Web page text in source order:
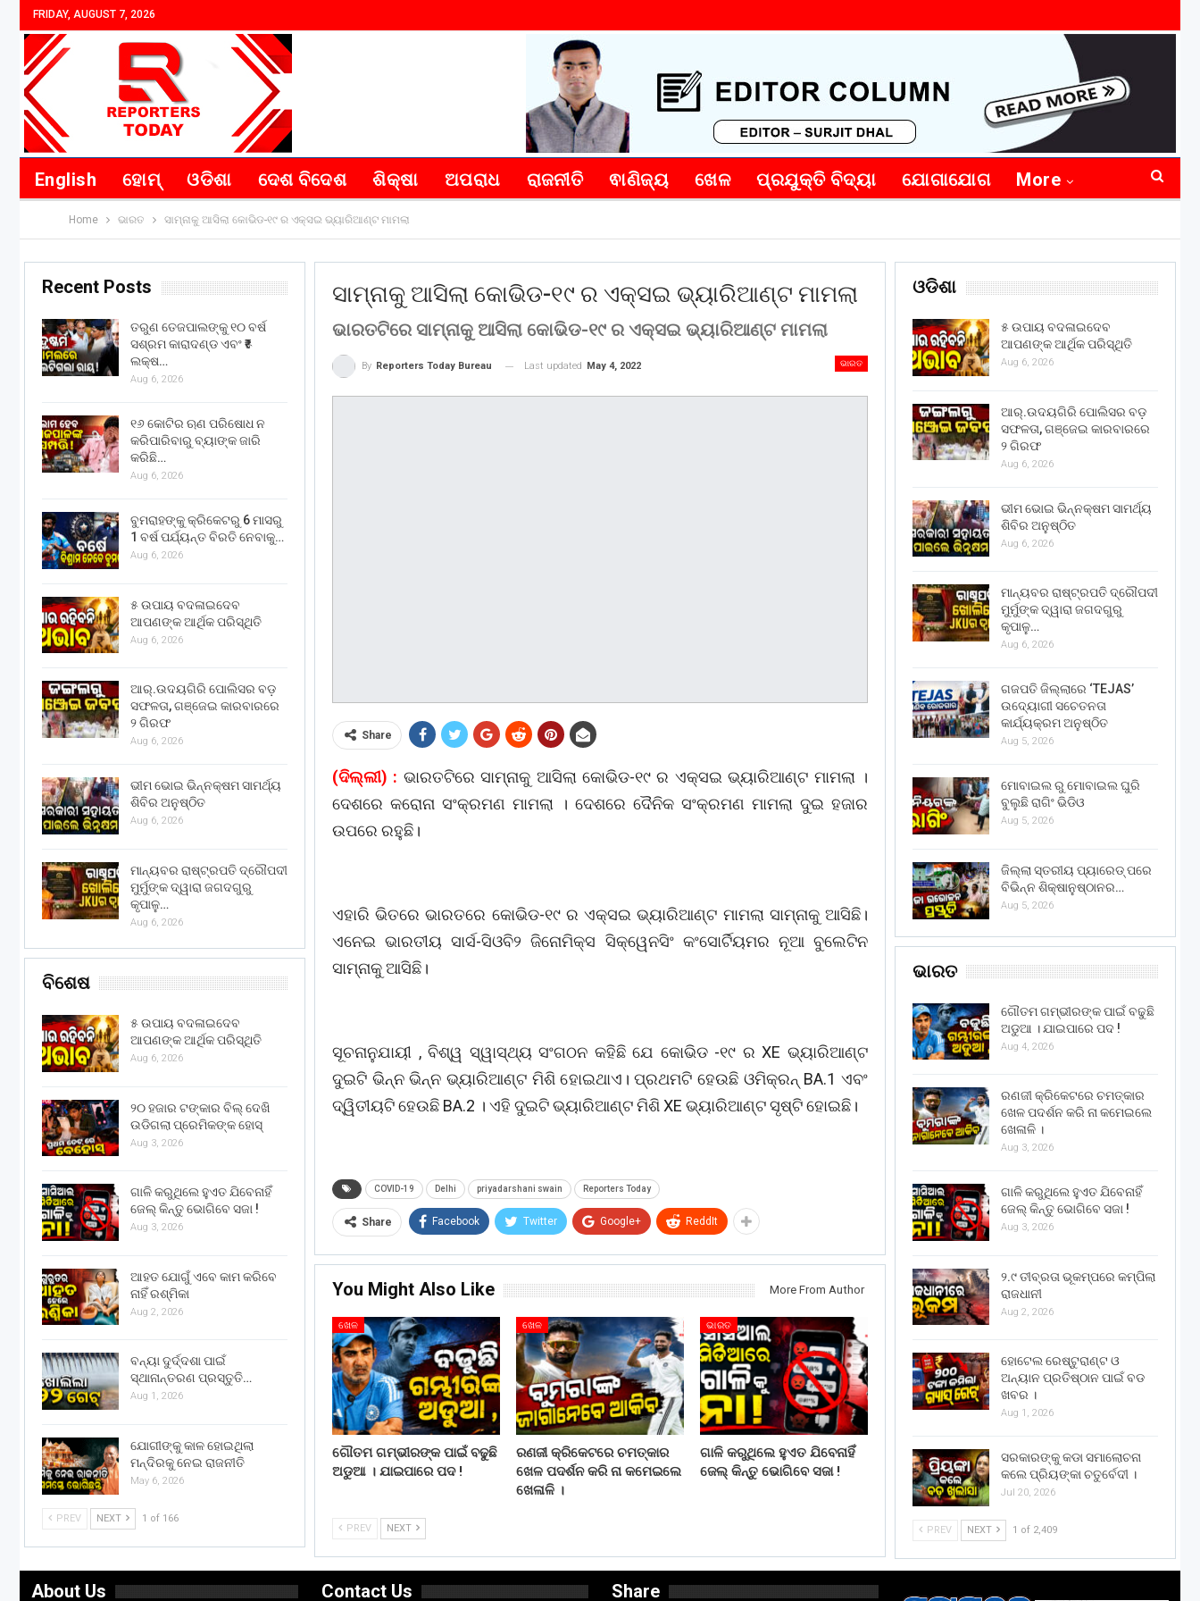
FRIDAY, AUGUST 7, 2026
English ହୋମ୍ ଓଡିଶା ଦେଶ ବିଦେଶ ଶିକ୍ଷା ଅପରାଧ ରାଜନୀତି ଵାଣିଜ୍ୟ ଖେଳ ପ୍ରଯୁକ୍ତି ବିଦ୍ୟା ଯୋଗାଯୋଗ More
Home ଭାରତ ସାମ୍ନାକୁ ଆସିଲା କୋଭିଡ-୧୯ ର ଏକ୍ସଇ ଭ୍ୟାରିଆଣ୍ଟ ମାମଲା
ସାମ୍ନାକୁ ଆସିଲା କୋଭିଡ-୧୯ ର ଏକ୍ସଇ ଭ୍ୟାରିଆଣ୍ଟ ମାମଲା
ଭାରତଟିରେ ସାମ୍ନାକୁ ଆସିଲା କୋଭିଡ-୧୯ ର ଏକ୍ସଇ ଭ୍ୟାରିଆଣ୍ଟ ମାମଲା
ଭାରତ
By Reporters Today Bureau Last updated May 4, 2022
Share
(ଦିଲ୍ଲୀ) : ଭାରତଟିରେ ସାମ୍ନାକୁ ଆସିଲା କୋଭିଡ-୧୯ ର ଏକ୍ସଇ ଭ୍ୟାରିଆଣ୍ଟ ମାମଲା ।
ଦେଶରେ କରୋନା ସଂକ୍ରମଣ ମାମଲା । ଦେଶରେ ଦୈନିକ ସଂକ୍ରମଣ ମାମଲା ଦୁଇ ହଜାର
ଉପରେ ରହୁଛି।
ଏହାରି ଭିତରେ ଭାରତରେ କୋଭିଡ-୧୯ ର ଏକ୍ସଇ ଭ୍ୟାରିଆଣ୍ଟ ମାମଲା ସାମ୍ନାକୁ ଆସିଛି।
ଏନେଇ ଭାରତୀୟ ସାର୍ସ-ସିଓବି୨ ଜିନୋମିକ୍ସ ସିକ୍ୱେନସିଂ କଂସୋର୍ଟିୟମର ନୂଆ ବୁଲେଟିନ
ସାମ୍ନାକୁ ଆସିଛି।
ସୂଚନାନୁଯାୟୀ , ବିଶ୍ୱ ସ୍ୱାସ୍ଥ୍ୟ ସଂଗଠନ କହିଛି ଯେ କୋଭିଡ -୧୯ ର XE ଭ୍ୟାରିଆଣ୍ଟ
ଦୁଇଟି ଭିନ୍ନ ଭିନ୍ନ ଭ୍ୟାରିଆଣ୍ଟ ମିଶି ହୋଇଥାଏ। ପ୍ରଥମଟି ହେଉଛି ଓମିକ୍ରନ୍ BA.1 ଏବଂ
ଦ୍ୱିତୀୟଟି ହେଉଛି BA.2 । ଏହି ଦୁଇଟି ଭ୍ୟାରିଆଣ୍ଟ ମିଶି XE ଭ୍ୟାରିଆଣ୍ଟ ସୃଷ୍ଟି ହୋଇଛି।
COVID-19 Delhi priyadarshani swain Reporters Today
Share Facebook Twitter Google+ ReddIt
You Might Also Like More From Author
ଖେଳ
ଗୌତମ ଗମ୍ଭୀରଙ୍କ ପାଇଁ ବଢୁଛି
ଅଡୁଆ । ଯାଇପାରେ ପଦ !
ଖେଳ
ରଣଜୀ କ୍ରିକେଟରେ ଚମତ୍କାର
ଖେଳ ପଦର୍ଶନ କରି ନା କମେଇଲେ
ଖେଳାଳି ।
ଭାରତ
ଗାଳି କରୁଥିଲେ ହୁଏତ ଯିବେନାହିଁ
ଜେଲ୍ କିନ୍ତୁ ଭୋଗିବେ ସଜା !
PREV NEXT
ଓଡିଶା
୫ ଉପାୟ ବଦଳାଇଦେବ
ଆପଣଙ୍କ ଆର୍ଥିକ ପରିସ୍ଥିତି
Aug 6, 2026
ଆର୍.ଉଦୟଗିରି ପୋଲିସର ବଡ଼
ସଫଳତା, ଗଞ୍ଜେଇ କାରବାରରେ
୨ ଗିରଫ
Aug 6, 2026
ଭୀମ ଭୋଇ ଭିନ୍ନକ୍ଷମ ସାମର୍ଥ୍ୟ
ଶିବିର ଅନୁଷ୍ଠିତ
Aug 6, 2026
ମାନ୍ୟବର ରାଷ୍ଟ୍ରପତି ଦ୍ରୌପଦୀ
ମୁର୍ମୁଙ୍କ ଦ୍ୱାରା ଜଗଦଗୁରୁ
କୃପାଳୁ…
Aug 6, 2026
ଗଜପତି ଜିଲ୍ଲାରେ ‘TEJAS’
ଉଦ୍ୟୋଗୀ ସଚେତନତା
କାର୍ଯ୍ୟକ୍ରମ ଅନୁଷ୍ଠିତ
Aug 5, 2026
ମୋବାଇଲ ରୁ ମୋବାଇଲ ଘୁରି
ବୁଲୁଛି ରାଗିଂ ଭିଡିଓ
Aug 5, 2026
ଜିଲ୍ଲା ସ୍ତରୀୟ ପ୍ୟାରେଡ୍ ପରେ
ବିଭିନ୍ନ ଶିକ୍ଷାନୁଷ୍ଠାନର…
Aug 5, 2026
ଭାରତ
ଗୌତମ ଗମ୍ଭୀରଙ୍କ ପାଇଁ ବଢୁଛି
ଅଡୁଆ । ଯାଇପାରେ ପଦ !
Aug 4, 2026
ରଣଜୀ କ୍ରିକେଟରେ ଚମତ୍କାର
ଖେଳ ପଦର୍ଶନ କରି ନା କମେଇଲେ
ଖେଳାଳି ।
Aug 3, 2026
ଗାଳି କରୁଥିଲେ ହୁଏତ ଯିବେନାହିଁ
ଜେଲ୍ କିନ୍ତୁ ଭୋଗିବେ ସଜା !
Aug 3, 2026
୨.୯ ତୀବ୍ରତା ଭୂକମ୍ପରେ କମ୍ପିଲା
ରାଜଧାନୀ
Aug 2, 2026
ହୋଟେଲ ରେଷ୍ଟୁରାଣ୍ଟ ଓ
ଅନ୍ୟାନ ପ୍ରତିଷ୍ଠାନ ପାଇଁ ବଡ
ଖବର ।
Aug 1, 2026
ସରକାରଙ୍କୁ କଡା ସମାଲୋଚନା
କଲେ ପ୍ରିୟଙ୍କା ଚତୁର୍ବେଦୀ ।
Jul 20, 2026
PREV NEXT 1 of 2,409
Recent Posts
ତରୁଣ ତେଜପାଲଙ୍କୁ ୧୦ ବର୍ଷ
ସଶ୍ରମ କାରାଦଣ୍ଡ ଏବଂ ₹୫
ଲକ୍ଷ…
Aug 6, 2026
୧୬ କୋଟିର ଋଣ ପରିଷୋଧ ନ
କରିପାରିବାରୁ ବ୍ୟାଙ୍କ ଜାରି
କରିଛି…
Aug 6, 2026
ବୁମରାହଙ୍କୁ କ୍ରିକେଟରୁ 6 ମାସରୁ
1 ବର୍ଷ ପର୍ଯ୍ୟନ୍ତ ବିରତି ନେବାକୁ…
Aug 6, 2026
୫ ଉପାୟ ବଦଳାଇଦେବ
ଆପଣଙ୍କ ଆର୍ଥିକ ପରିସ୍ଥିତି
Aug 6, 2026
ଆର୍.ଉଦୟଗିରି ପୋଲିସର ବଡ଼
ସଫଳତା, ଗଞ୍ଜେଇ କାରବାରରେ
୨ ଗିରଫ
Aug 6, 2026
ଭୀମ ଭୋଇ ଭିନ୍ନକ୍ଷମ ସାମର୍ଥ୍ୟ
ଶିବିର ଅନୁଷ୍ଠିତ
Aug 6, 2026
ମାନ୍ୟବର ରାଷ୍ଟ୍ରପତି ଦ୍ରୌପଦୀ
ମୁର୍ମୁଙ୍କ ଦ୍ୱାରା ଜଗଦଗୁରୁ
କୃପାଳୁ…
Aug 6, 2026
ବିଶେଷ
୫ ଉପାୟ ବଦଳାଇଦେବ
ଆପଣଙ୍କ ଆର୍ଥିକ ପରିସ୍ଥିତି
Aug 6, 2026
୨୦ ହଜାର ଟଙ୍କାର ବିଲ୍ ଦେଖି
ଉଡିଗଲା ପ୍ରେମିକଙ୍କ ହୋସ୍
Aug 3, 2026
ଗାଳି କରୁଥିଲେ ହୁଏତ ଯିବେନାହିଁ
ଜେଲ୍ କିନ୍ତୁ ଭୋଗିବେ ସଜା !
Aug 3, 2026
ଆହତ ଯୋଗୁଁ ଏବେ କାମ କରିବେ
ନାହିଁ ରଶ୍ମିକା
Aug 2, 2026
ବନ୍ୟା ଦୁର୍ଦ୍ଦଶା ପାଇଁ
ସ୍ଥାନାନ୍ତରଣ ପ୍ରସ୍ତୁତି…
Aug 1, 2026
ଯୋଗୀଙ୍କୁ କାଳ ହୋଇଥିଲା
ମନ୍ଦିରକୁ ନେଇ ରାଜନୀତି
May 6, 2026
PREV NEXT 1 of 166
About Us Contact Us Share